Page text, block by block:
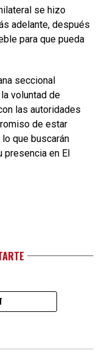
se hizo
adelante, después
para que pueda
seccional
voluntad de
las autoridades
de estar
que buscarán
presencia en El